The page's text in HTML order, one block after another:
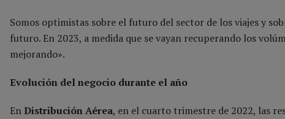
Somos optimistas sobre el futuro del sector de los viajes y
futuro. En 2023, a medida que se vayan recuperando los
mejorando».
Evolución del negocio durante el año
EnDistribución Aérea, en el cuarto trimestre de 2022, las